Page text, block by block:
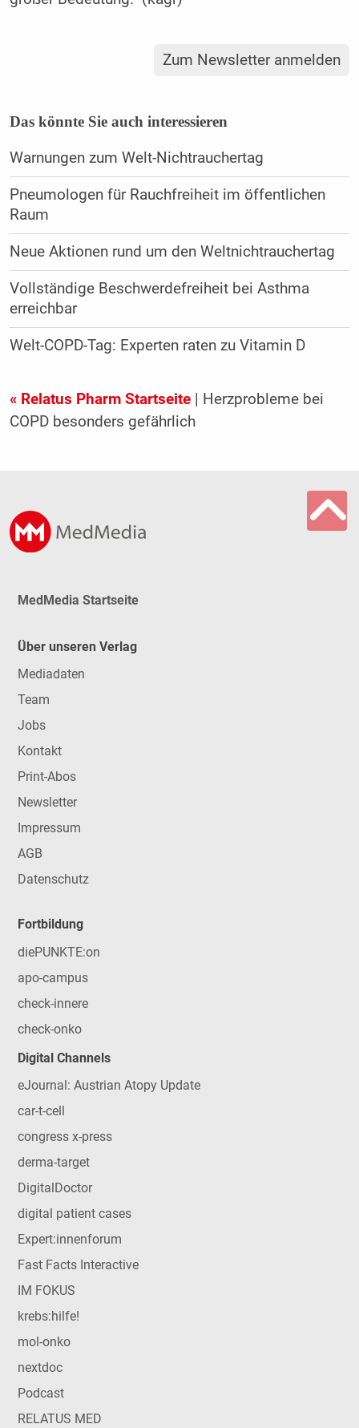
Zum Newsletter anmelden
Das könnte Sie auch interessieren
Warnungen zum Welt-Nichtrauchertag
Pneumologen für Rauchfreiheit im öffentlichen
Raum
Neue Aktionen rund um den Weltnichtrauchertag
Vollständige Beschwerdefreiheit bei Asthma
erreichbar
Welt-COPD-Tag: Experten raten zu Vitamin D
« Relatus Pharm Startseite| Herzprobleme bei
COPD besonders gefährlich
MedMedia Startseite
Über unseren Verlag
Mediadaten
Team
Jobs
Kontakt
Print-Abos
Newsletter
Impressum
AGB
Datenschutz
Fortbildung
diePUNKTE:on
apo-campus
check-innere
check-onko
Digital Channels
eJournal: Austrian Atopy Update
car-t-cell
congress x-press
derma-target
DigitalDoctor
digital patient cases
Expert:innenforum
Fast Facts Interactive
IM FOKUS
krebs:hilfe!
mol-onko
nextdoc
Podcast
RELATUS MED